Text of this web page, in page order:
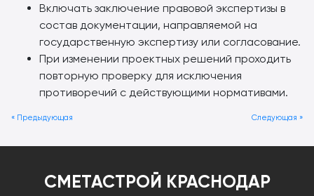
Включать заключение правовой экспертизы в
состав документации, направляемой на
государственную экспертизу или согласование.
При изменении проектных решений проходить
повторную проверку для исключения
противоречий с действующими нормативами.
Следующая »
« Предыдующая
СМЕТАСТРОЙ КРАСНОДАР